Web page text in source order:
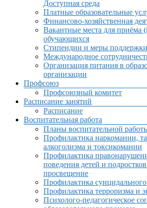
Доступная среда
Платные образовательные
Финансово-хозяйственная
Вакантные места для приёма
обучающихся
Стипендии и меры
Международное
Организация питания в
организации
Профсоюз
Профсоюзный комитет
Расписание занятий
Расписание
Воспитательная работа
Планы воспитательной
Профилактика наркомании,
алкоголизма и токсикомании
Профилактика
поведения детей и
просвещение
Профилактика
Профилактика терроризма и
Психолого-педагогическое